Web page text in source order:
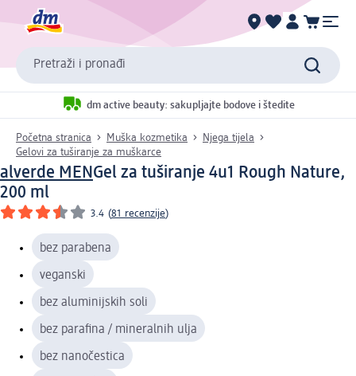
Pretraži i pronađi
dm active beauty: sakupljajte bodove i štedite
Početna stranica Muška kozmetika
Njega tijela
Gelovi za tuširanje za muškarce
alverde MENGel za tuširanje 4u1 Rough Nature,
200 ml
3.4 (81 recenzije)
bez parabena
veganski
bez aluminijskih soli
bez parafina / mineralnih ulja
bez nanočestica